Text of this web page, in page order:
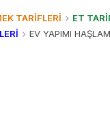
TARİFLERİ
ET
EV YAPIMI